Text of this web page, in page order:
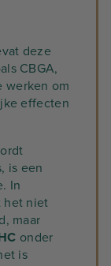
deze
CBGA,
werken om
effecten
is een
In
het niet
maar
onder
is